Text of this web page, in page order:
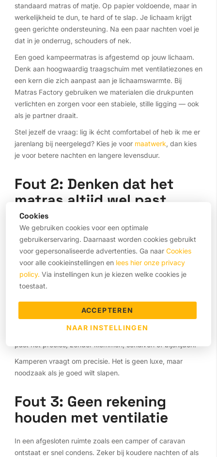
Cookies
We gebruiken cookies voor een optimale
gebruikerservaring. Daarnaast worden cookies gebruikt
voor gepersonaliseerde advertenties. Ga naar Cookies
voor alle cookieinstellingen en lees hier onze privacy
policy. Via instellingen kun je kiezen welke cookies je
toestaat.
ACCEPTEREN
NAAR INSTELLINGEN
standaard matras of matje. Op papier voldoende, maar in
werkelijkheid te dun, te hard of te slap. Je lichaam krijgt
geen gerichte ondersteuning. Na een paar nachten voel je
dat in je onderrug, schouders of nek.
Een goed kampeermatras is afgestemd op jouw lichaam.
Denk aan hoogwaardig traagschuim met ventilatiezones en
een kern die zich aanpast aan je lichaamswarmte. Bij
Matras Factory gebruiken we materialen die drukpunten
verlichten en zorgen voor een stabiele, stille ligging — ook
als je partner draait.
Stel jezelf de vraag: lig ik écht comfortabel of heb ik me er
jarenlang bij neergelegd? Kies je voor maatwerk, dan kies
je voor betere nachten en langere levensduur.
Fout 2: Denken dat het
matras altijd wel past
Camper- en caravanwanden zijn zelden recht. Hoeken
lopen schuin, vloeren zijn niet waterpas en bedconstructies
verschillen per model. Toch kopen veel mensen een
standaardmatras en hopen dat het aansluit. Met als
resultaat: een uitstekende hoek, een kier bij het hoofd of
zorgt voor rust. Laat een mal maken of lever je afmetingen
aan via onzemaatwerkpagina. We houden rekening met
schuine hoeken, uitsparingen of afgeronde vormen. Zo
past het precies, zonder klemmen, schuiven of bijsnijden.
Kamperen vraagt om precisie. Het is geen luxe, maar
noodzaak als je goed wilt slapen.
Fout 3: Geen rekening
houden met ventilatie
In een afgesloten ruimte zoals een camper of caravan
ontstaat er snel condens. Zeker bij koudere nachten of als